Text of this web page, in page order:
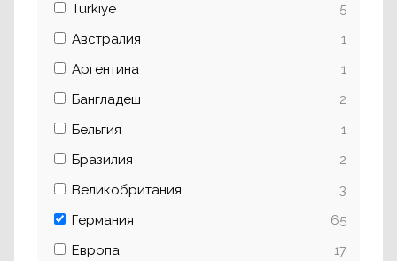
Türkiye
5
Австралия
1
Аргентина
1
Бангладеш
2
Бельгия
1
Бразилия
2
Великобритания
3
Германия
65
Европа
17